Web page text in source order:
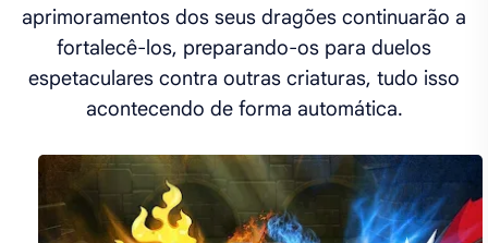
aprimoramentos dos seus dragões continuarão a
fortalecê-los, preparando-os para duelos
espetaculares contra outras criaturas, tudo isso
acontecendo de forma automática.